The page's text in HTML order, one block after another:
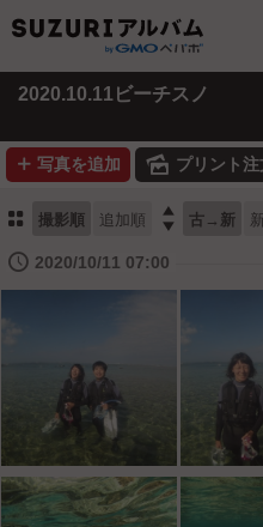
2020.10.11ビーチスノ
➕ 写真を追加 🌄 プリント注
⚏ 撮影順 追加順  古→新
🕔 2020/10/11 07:00